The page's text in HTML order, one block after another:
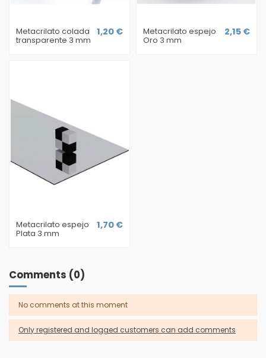
Metacrilato colada
transparente 3 mm
1,20 € Metacrilato espejo
Oro 3 mm
2,15 €
Metacrilato espejo
Plata 3 mm
1,70 €
Comments (0)
No comments at this moment
Only registered and logged customers can add comments